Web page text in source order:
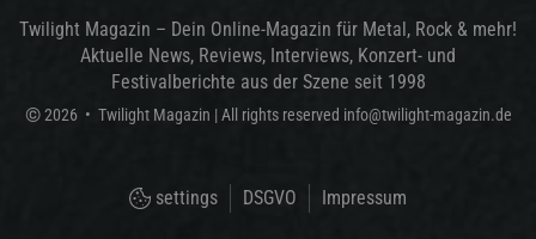
Twilight Magazin – Dein Online-Magazin für Metal, Rock & mehr!
Aktuelle News, Reviews, Interviews, Konzert- und
Festivalberichte aus der Szene seit 1998
© 2026 • Twilight Magazin | All rights reserved info@twilight-magazin.de
settings DSGVO Impressum